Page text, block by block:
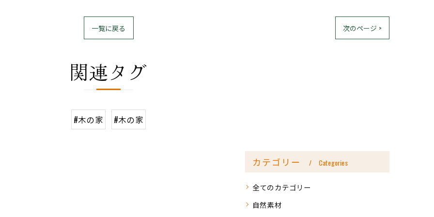
一覧に戻る 次のページ >
関連タグ
#木の家 #木の家
カテゴリー Categories
全てのカテゴリー
自然素材